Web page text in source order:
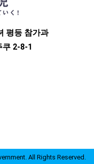
평등 참가과
쿠 2-8-1
All Rights Reserved.